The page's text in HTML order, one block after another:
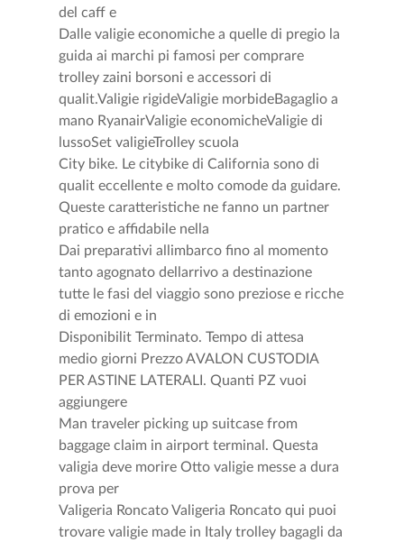
del caff e
Dalle valigie economiche a quelle di pregio la
guida ai marchi pi famosi per comprare
trolley zaini borsoni e accessori di
qualit.Valigie rigideValigie morbideBagaglio a
mano RyanairValigie economicheValigie di
lussoSet valigieTrolley scuola
City bike. Le citybike di California sono di
qualit eccellente e molto comode da guidare.
Queste caratteristiche ne fanno un partner
pratico e affidabile nella
Dai preparativi allimbarco fino al momento
tanto agognato dellarrivo a destinazione
tutte le fasi del viaggio sono preziose e ricche
di emozioni e in
Disponibilit Terminato. Tempo di attesa
medio giorni Prezzo AVALON CUSTODIA
PER ASTINE LATERALI. Quanti PZ vuoi
aggiungere
Man traveler picking up suitcase from
baggage claim in airport terminal. Questa
valigia deve morire Otto valigie messe a dura
prova per
Valigeria Roncato Valigeria Roncato qui puoi
trovare valigie made in Italy trolley bagagli da